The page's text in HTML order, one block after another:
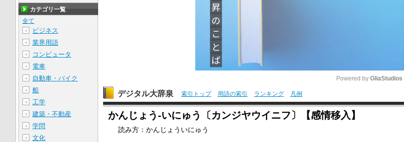
M
Powered by GliaStudios
デジタル大辞泉 索引トップ 用語の索引 ランキング 凡例
かんじょう‐いにゅう〔カンジヤウイニフ〕【感情移入】
読み方：かんじょういにゅう
カテゴリ一覧
全て
＋
ビジネス
＋ 業界用語
＋ コンピュータ
＋ 電車
＋ 自動車・バイク
＋ 船
＋ 工学
＋ 建築・不動産
＋ 学問
＋ 文化